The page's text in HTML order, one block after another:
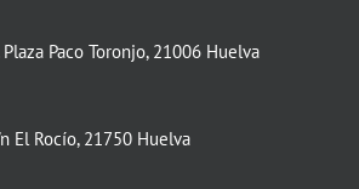
Paco Toronjo, 21006 Huelva
El Rocío, 21750 Huelva